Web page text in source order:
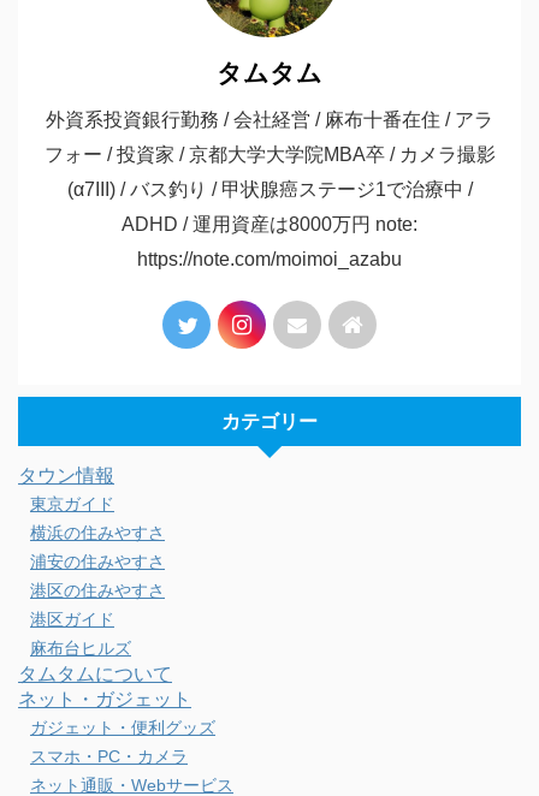
タムタム
外資系投資銀行勤務 / 会社経営 / 麻布十番在住 / アラ
フォー / 投資家 / 京都大学大学院MBA卒 / カメラ撮影
(α7III) / バス釣り / 甲状腺癌ステージ1で治療中 /
ADHD / 運用資産は8000万円 note:
https://note.com/moimoi_azabu
カテゴリー
タウン情報
東京ガイド
横浜の住みやすさ
浦安の住みやすさ
港区の住みやすさ
港区ガイド
麻布台ヒルズ
タムタムについて
ネット・ガジェット
ガジェット・便利グッズ
スマホ・PC・カメラ
ネット通販・Webサービス